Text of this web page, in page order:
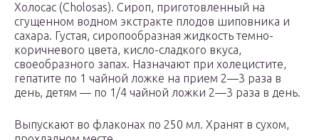
Холосас (Cholosas). Сироп, приготовленный на
сгущенном водном экстракте плодов шиповника и
сахара. Густая, сиропообразная жидкость темно-
коричневого цвета, кисло-сладкого вкуса,
своеобразного запах. Назначают при холецистите,
гепатите по 1 чайной ложке на прием 2—3 раза в
день, детям — по 1/4 чайной ложки 2—3 раза в день.
Выпускают во флаконах по 250 мл. Хранят в сухом,